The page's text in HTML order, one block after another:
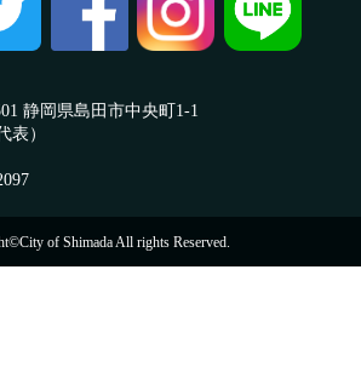
静岡県島田市中央町1-1
表）
of Shimada All rights Reserved.